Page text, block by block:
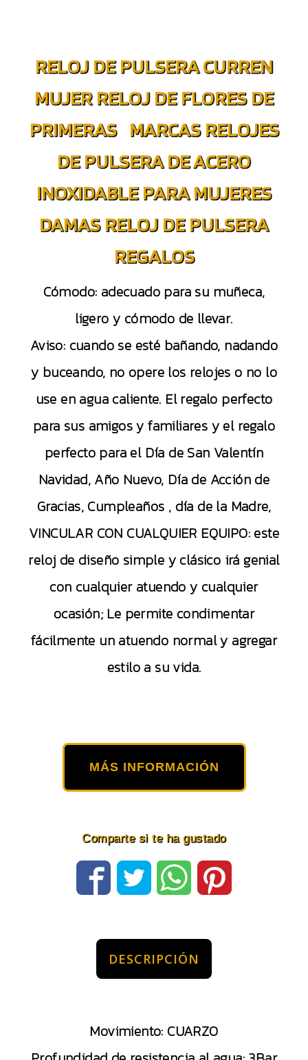
RELOJ DE PULSERA CURREN
MUJER RELOJ DE FLORES DE
PRIMERAS MARCAS RELOJES
DE PULSERA DE ACERO
INOXIDABLE PARA MUJERES
DAMAS RELOJ DE PULSERA
REGALOS
Cómodo: adecuado para su muñeca,
ligero y cómodo de llevar.
Aviso: cuando se esté bañando, nadando
y buceando, no opere los relojes o no lo
use en agua caliente. El regalo perfecto
para sus amigos y familiares y el regalo
perfecto para el Día de San Valentín
Navidad, Año Nuevo, Día de Acción de
Gracias, Cumpleaños , día de la Madre,
VINCULAR CON CUALQUIER EQUIPO: este
reloj de diseño simple y clásico irá genial
con cualquier atuendo y cualquier
ocasión; Le permite condimentar
fácilmente un atuendo normal y agregar
estilo a su vida.
MÁS INFORMACIÓN
Comparte si te ha gustado
DESCRIPCIÓN
Movimiento: CUARZO